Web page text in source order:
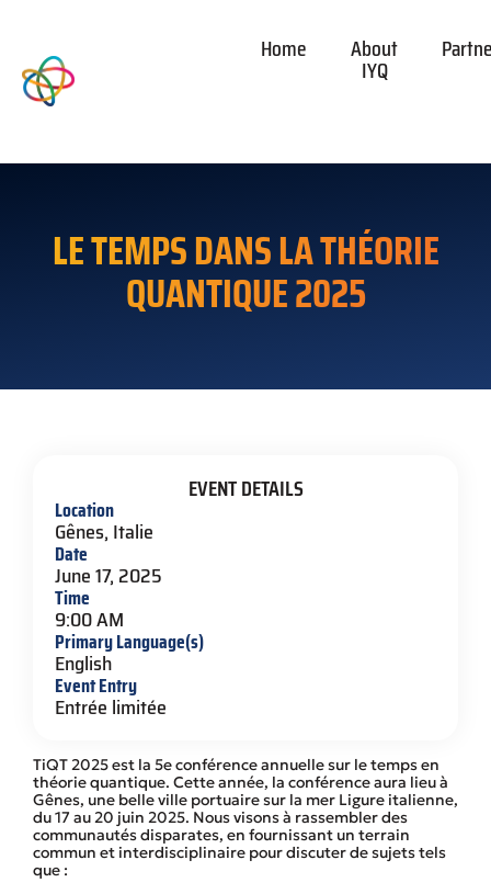
Home About
IYQ
LE TEMPS DANS LA THÉORIE
QUANTIQUE 2025
TiQT 2025 est la 5e conférence annuelle sur le temps en
théorie quantique. Cette année, la conférence aura lieu à
Gênes, une belle ville portuaire sur la mer Ligure italienne,
du 17 au 20 juin 2025. Nous visons à rassembler des
communautés disparates, en fournissant un terrain
commun et interdisciplinaire pour discuter de sujets tels
que :
EVENT DETAILS
Location
Gênes, Italie
Date
June 17, 2025
Time
9:00 AM
Primary Language(s)
English
Event Entry
Entrée limitée